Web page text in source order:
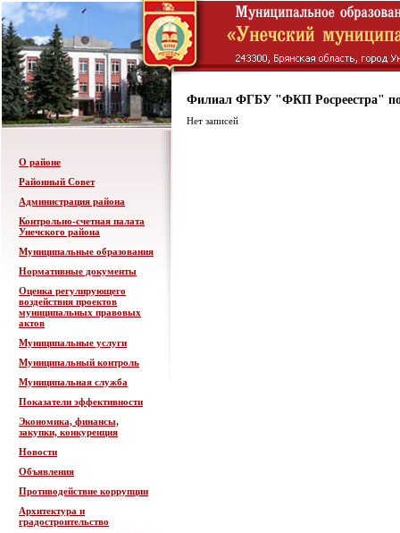
О районе
Районный Совет
Администрация района
Контрольно-счетная палата
Унечского района
Муниципальные образования
Нормативные документы
Оценка регулирующего
воздействия проектов
муниципальных правовых
актов
Муниципальные услуги
Муниципальный контроль
Муниципальная служба
Показатели эффективности
Экономика, финансы,
закупки, конкуренция
Новости
Объявления
Противодействие коррупции
Архитектура и
градостроительство
Филиал ФГБУ "ФКП Росреестра" по
Нет записей